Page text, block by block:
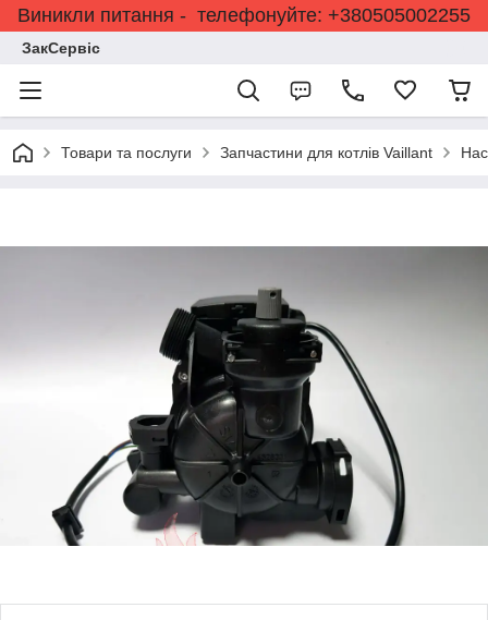
Виникли питання - телефонуйте: +380505002255
ЗакСервіс
Товари та послуги Запчастини для котлів Vaillant